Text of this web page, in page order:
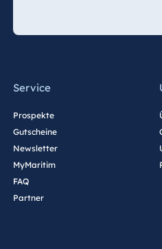
Service
Prospekte
Gutscheine
Newsletter
MyMaritim
FAQ
Partner